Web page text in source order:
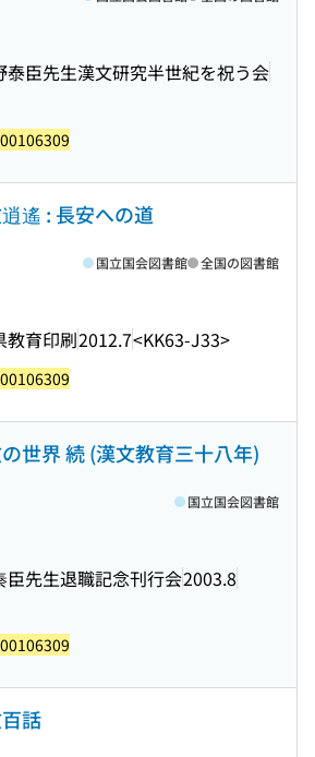
泰臣先生漢文研究半世紀を祝う会
00106309
遙 : 長安への道
教育印刷2012.7<KK63-J33>
国立国会図書館 全国の図書館
00106309
世界 続 (漢文教育三十八年)
臣先生退職記念刊行会2003.8
国立国会図書館
00106309
話